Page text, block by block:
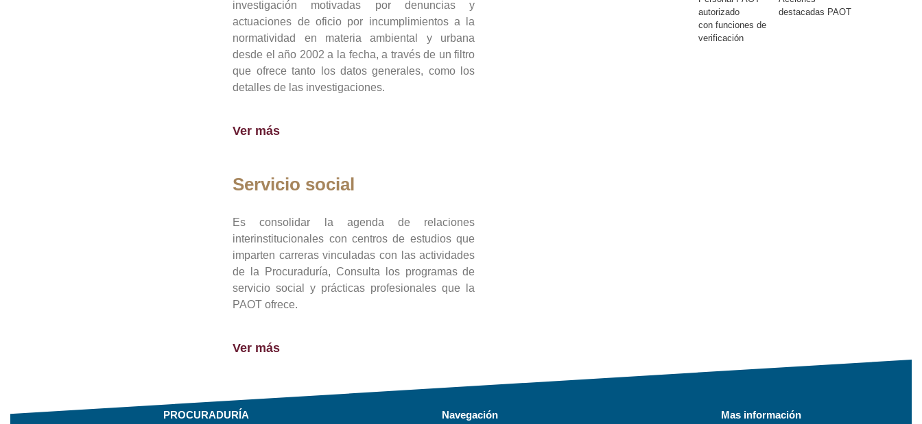
investigación motivadas por denuncias y
actuaciones de oficio por incumplimientos a la
normatividad en materia ambiental y urbana
desde el año 2002 a la fecha, a través de un filtro
que ofrece tanto los datos generales, como los
detalles de las investigaciones.
Ver más
Servicio social
Es consolidar la agenda de relaciones
interinstitucionales con centros de estudios que
imparten carreras vinculadas con las actividades
de la Procuraduría, Consulta los programas de
servicio social y prácticas profesionales que la
PAOT ofrece.
Ver más
autorizado
con funciones de
verificación
destacadas PAOT
PROCURADURÍA Navegación Mas información